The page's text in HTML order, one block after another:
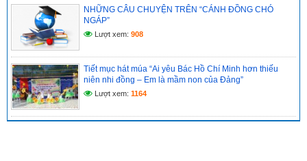
NHỮNG CÂU CHUYỆN TRÊN “CÁNH ĐỒNG CHÓ
NGÁP”
Lượt xem: 908
Tiết mục hát múa “Ai yêu Bác Hồ Chí Minh hơn thiếu
niên nhi đồng – Em là mầm non của Đảng”
Lượt xem: 1164